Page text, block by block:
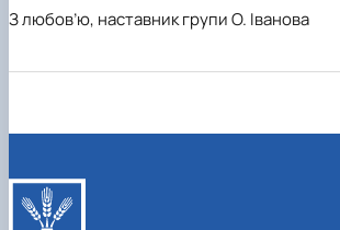
З любов’ю, наставник групи О. Іванова